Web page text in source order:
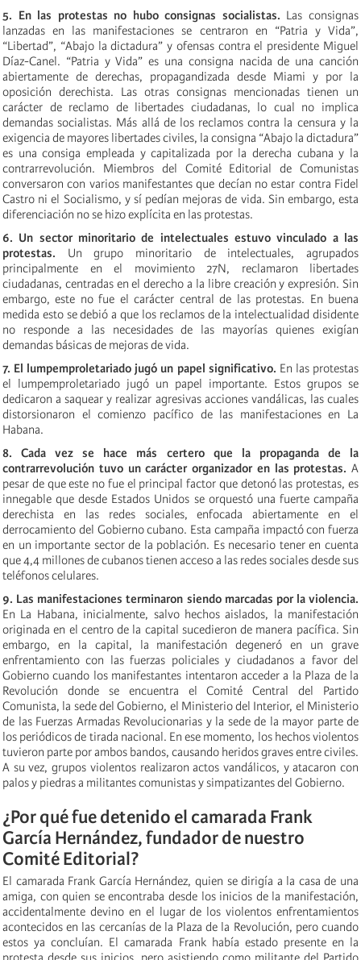
5. En las protestas no hubo consignas socialistas. Las consignas
lanzadas en las manifestaciones se centraron en “Patria y Vida”,
“Libertad”, “Abajo la dictadura” y ofensas contra el presidente Miguel
Díaz-Canel. “Patria y Vida” es una consigna nacida de una canción
abiertamente de derechas, propagandizada desde Miami y por la
oposición derechista. Las otras consignas mencionadas tienen un
carácter de reclamo de libertades ciudadanas, lo cual no implica
demandas socialistas. Más allá de los reclamos contra la censura y la
exigencia de mayores libertades civiles, la consigna “Abajo la dictadura”
es una consiga empleada y capitalizada por la derecha cubana y la
contrarrevolución. Miembros del Comité Editorial de Comunistas
conversaron con varios manifestantes que decían no estar contra Fidel
Castro ni el Socialismo, y sí pedían mejoras de vida. Sin embargo, esta
diferenciación no se hizo explícita en las protestas.
6. Un sector minoritario de intelectuales estuvo vinculado a las
protestas. Un grupo minoritario de intelectuales, agrupados
principalmente en el movimiento 27N, reclamaron libertades
ciudadanas, centradas en el derecho a la libre creación y expresión. Sin
embargo, este no fue el carácter central de las protestas. En buena
medida esto se debió a que los reclamos de la intelectualidad disidente
no responde a las necesidades de las mayorías quienes exigían
demandas básicas de mejoras de vida.
7. El lumpemproletariado jugó un papel significativo. En las protestas
el lumpemproletariado jugó un papel importante. Estos grupos se
dedicaron a saquear y realizar agresivas acciones vandálicas, las cuales
distorsionaron el comienzo pacífico de las manifestaciones en La
Habana.
8. Cada vez se hace más certero que la propaganda de la
contrarrevolución tuvo un carácter organizador en las protestas. A
pesar de que este no fue el principal factor que detonó las protestas, es
innegable que desde Estados Unidos se orquestó una fuerte campaña
derechista en las redes sociales, enfocada abiertamente en el
derrocamiento del Gobierno cubano. Esta campaña impactó con fuerza
en un importante sector de la población. Es necesario tener en cuenta
que 4,4 millones de cubanos tienen acceso a las redes sociales desde sus
teléfonos celulares.
9. Las manifestaciones terminaron siendo marcadas por la violencia.
En La Habana, inicialmente, salvo hechos aislados, la manifestación
originada en el centro de la capital sucedieron de manera pacífica. Sin
embargo, en la capital, la manifestación degeneró en un grave
enfrentamiento con las fuerzas policiales y ciudadanos a favor del
Gobierno cuando los manifestantes intentaron acceder a la Plaza de la
Revolución donde se encuentra el Comité Central del Partido
Comunista, la sede del Gobierno, el Ministerio del Interior, el Ministerio
de las Fuerzas Armadas Revolucionarias y la sede de la mayor parte de
los periódicos de tirada nacional. En ese momento, los hechos violentos
tuvieron parte por ambos bandos, causando heridos graves entre civiles.
A su vez, grupos violentos realizaron actos vandálicos, y atacaron con
palos y piedras a militantes comunistas y simpatizantes del Gobierno.
¿Por qué fue detenido el camarada Frank
García Hernández, fundador de nuestro
Comité Editorial?
El camarada Frank García Hernández, quien se dirigía a la casa de una
amiga, con quien se encontraba desde los inicios de la manifestación,
accidentalmente devino en el lugar de los violentos enfrentamientos
acontecidos en las cercanías de la Plaza de la Revolución, pero cuando
estos ya concluían. El camarada Frank había estado presente en la